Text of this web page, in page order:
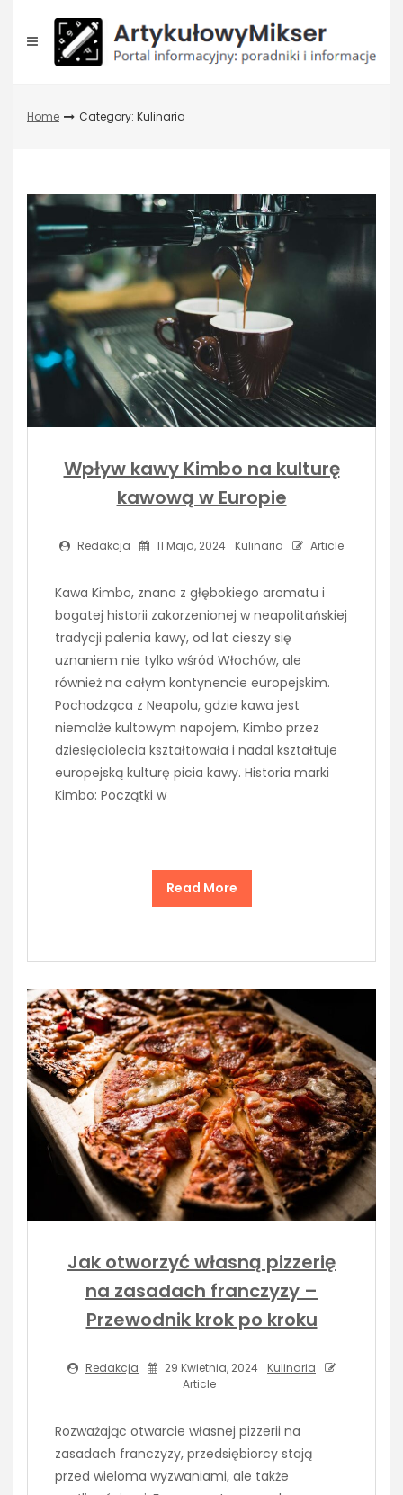
content
Home Category: Kulinaria
Wpływ kawy Kimbo na kulturę
kawową w Europie
Redakcja 11 Maja, 2024 Kulinaria Article
Kawa Kimbo, znana z głębokiego aromatu i
bogatej historii zakorzenionej w neapolitańskiej
tradycji palenia kawy, od lat cieszy się
uznaniem nie tylko wśród Włochów, ale
również na całym kontynencie europejskim.
Pochodząca z Neapolu, gdzie kawa jest
niemalże kultowym napojem, Kimbo przez
dziesięciolecia kształtowała i nadal kształtuje
europejską kulturę picia kawy. Historia marki
Kimbo: Początki w
Read More
Jak otworzyć własną pizzerię
na zasadach franczyzy –
Przewodnik krok po kroku
Redakcja 29 Kwietnia, 2024
Kulinaria
Article
Rozważając otwarcie własnej pizzerii na
zasadach franczyzy, przedsiębiorcy stają
przed wieloma wyzwaniami, ale także